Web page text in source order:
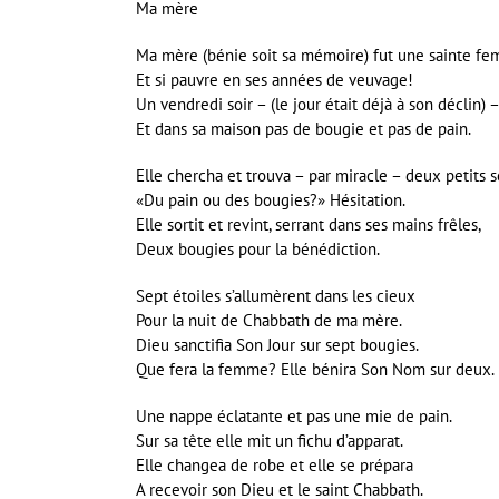
Ma mère
Ma mère (bénie soit sa mémoire) fut une sainte
Et si pauvre en ses années de veuvage!
Un vendredi soir – (le jour était déjà à son déclin) –
Et dans sa maison pas de bougie et pas de pain.
Elle chercha et trouva – par miracle – deux petits
«Du pain ou des bougies?» Hésitation.
Elle sortit et revint, serrant dans ses mains frêles,
Deux bougies pour la bénédiction.
Sept étoiles s’allumèrent dans les cieux
Pour la nuit de Chabbath de ma mère.
Dieu sanctifia Son Jour sur sept bougies.
Que fera la femme? Elle bénira Son Nom sur deux.
Une nappe éclatante et pas une mie de pain.
Sur sa tête elle mit un fichu d’apparat.
Elle changea de robe et elle se prépara
A recevoir son Dieu et le saint Chabbath.